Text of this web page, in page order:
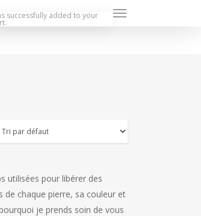
successfully added to your Menu
utilisées pour libérer des
chaque pierre, sa couleur et
je prends soin de vous